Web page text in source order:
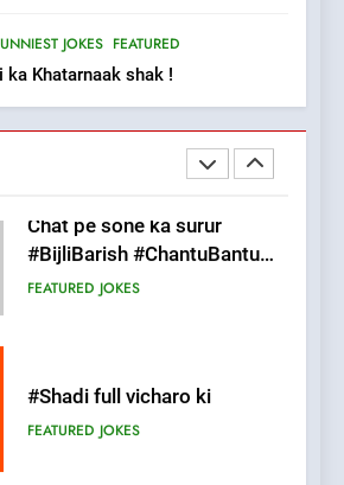
JOKES FEATURED
ka Khatarnaak shak !
#BijliBarish #ChantuBantu
#Shadi full vicharo ki
#Shole ka thakur, jaya